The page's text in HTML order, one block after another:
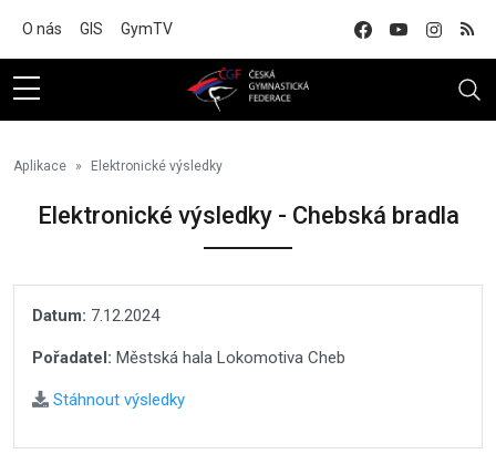
O nás GIS GymTV
Aplikace Elektronické výsledky
Elektronické výsledky - Chebská bradla
Datum: 7.12.2024
Pořadatel: Městská hala Lokomotiva Cheb
Stáhnout výsledky